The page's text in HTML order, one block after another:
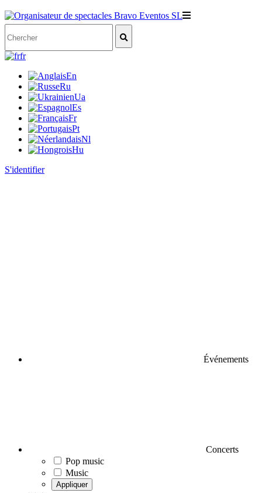
fr
En
Ru
Ua
Es
Fr
Pt
Nl
Hu
S'identifier
Événements
Concerts
Pop music
Music
Appliquer